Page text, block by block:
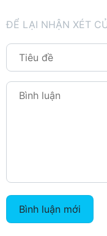
ĐỂ LẠI NHẬN XÉT
Bình luận mới